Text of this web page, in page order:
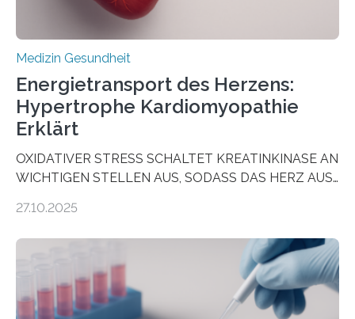
Medizin Gesundheit
Energietransport des Herzens:
Hypertrophe Kardiomyopathie
Erklärt
OXIDATIVER STRESS SCHALTET KREATINKINASE AN
WICHTIGEN STELLEN AUS, SODASS DAS HERZ AUS
aus dem Deutschen Zentrum für Herzinsuffizienz
im Journal Circulation, warum der Energietransport bei
der Hypertrophen Kardiomyopathie (HCM) versagen
kann und wie sich durch eine Verringerung der
Herzbelastung und des oxidativen Stresses
27.10.2025